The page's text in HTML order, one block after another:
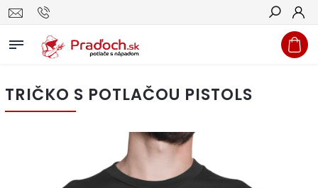
Hľadať
TRIČKO S POTLAČOU PISTOLS